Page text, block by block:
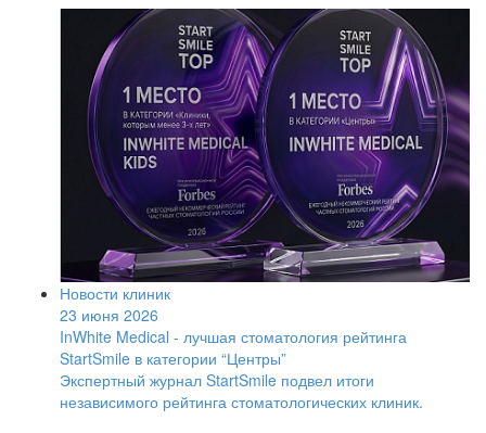
Новости клиник
23 июня 2026
InWhite Medical - лучшая стоматология рейтинга
StartSmile в категории “Центры”
Экспертный журнал StartSmile подвел итоги
независимого рейтинга стоматологических клиник.